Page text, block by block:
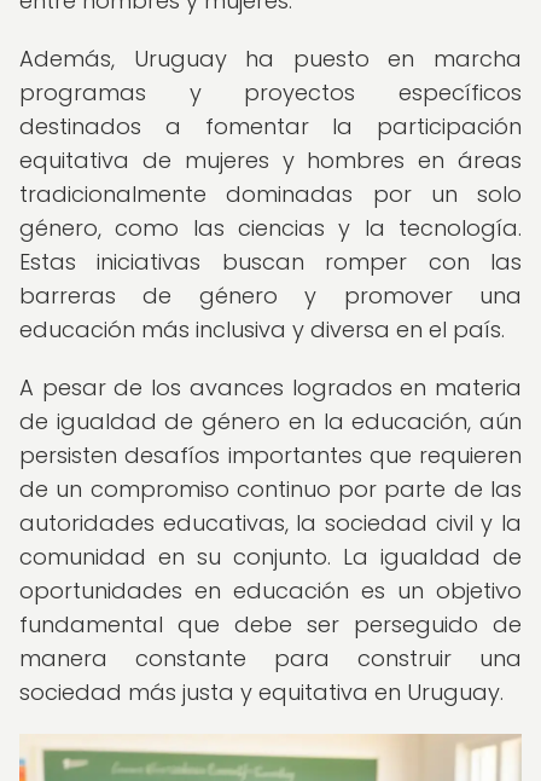
Además, Uruguay ha puesto en marcha
programas y proyectos específicos
destinados a fomentar la participación
equitativa de mujeres y hombres en áreas
tradicionalmente dominadas por un solo
género, como las ciencias y la tecnología.
Estas iniciativas buscan romper con las
barreras de género y promover una
educación más inclusiva y diversa en el país.
A pesar de los avances logrados en materia
de igualdad de género en la educación, aún
persisten desafíos importantes que requieren
de un compromiso continuo por parte de las
autoridades educativas, la sociedad civil y la
comunidad en su conjunto. La igualdad de
oportunidades en educación es un objetivo
fundamental que debe ser perseguido de
manera constante para construir una
sociedad más justa y equitativa en Uruguay.